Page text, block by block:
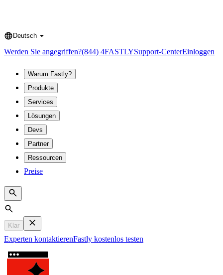
Language
Deutsch
Werden Sie angegriffen?(844) 4FASTLYSupport-CenterEinloggen
Warum Fastly?
Produkte
Services
Lösungen
Devs
Partner
Ressourcen
Preise
Search
Klar
Experten kontaktierenFastly kostenlos testen